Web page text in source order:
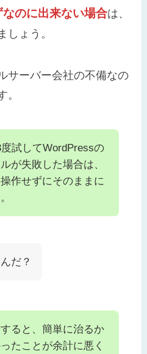
のに出来ない場合は、
しょう。
サーバー会社の不備なの
。
試してWordPressの
が失敗した場合は、
作せずにそのままに
だ？
ると、簡単に治るか
たことが余計に悪く